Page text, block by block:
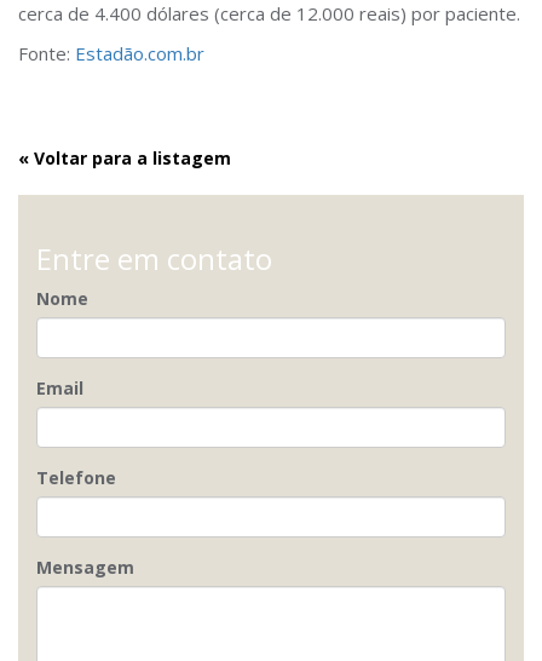
cerca de 4.400 dólares (cerca de 12.000 reais) por paciente.
Fonte: Estadão.com.br
« Voltar para a listagem
Entre em contato
Nome
Email
Telefone
Mensagem